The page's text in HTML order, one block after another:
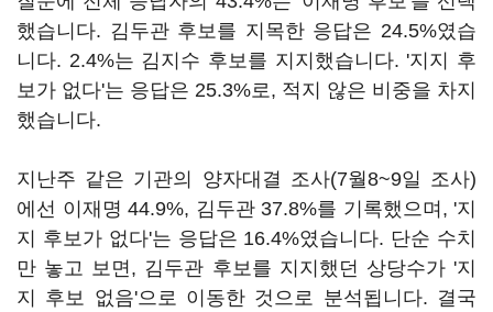
했습니다. 김두관 후보를 지목한 응답은 24.5%였습
니다. 2.4%는 김지수 후보를 지지했습니다. '지지 후
보가 없다'는 응답은 25.3%로, 적지 않은 비중을 차지
했습니다.
지난주 같은 기관의 양자대결 조사(7월8~9일 조사)
에선 이재명 44.9%, 김두관 37.8%를 기록했으며, '지
지 후보가 없다'는 응답은 16.4%였습니다. 단순 수치
만 놓고 보면, 김두관 후보를 지지했던 상당수가 '지
지 후보 없음'으로 이동한 것으로 분석됩니다. 결국